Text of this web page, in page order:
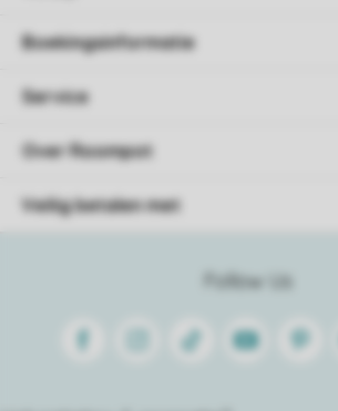
Follow Us
FacebookInstagram
Tiktok Youtube
Boekingsinformatie
Service
Over Roompot
Veilig betalen met